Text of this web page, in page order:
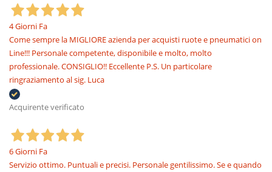
4 Giorni Fa
Come sempre la MIGLIORE azienda per acquisti ruote e pneumatici on
Line!!! Personale competente, disponibile e molto, molto
professionale. CONSIGLIO!! Eccellente P.S. Un particolare
ringraziamento al sig. Luca
Acquirente verificato
6 Giorni Fa
Servizio ottimo. Puntuali e precisi. Personale gentilissimo. Se e quando